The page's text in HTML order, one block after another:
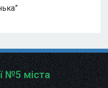
№5 міста